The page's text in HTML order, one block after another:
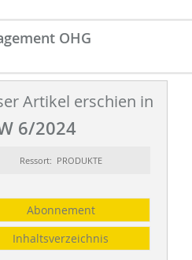
OHG
Artikel erschien in
6/2024
Ressort: PRODUKTE
Abonnement
Inhaltsverzeichnis